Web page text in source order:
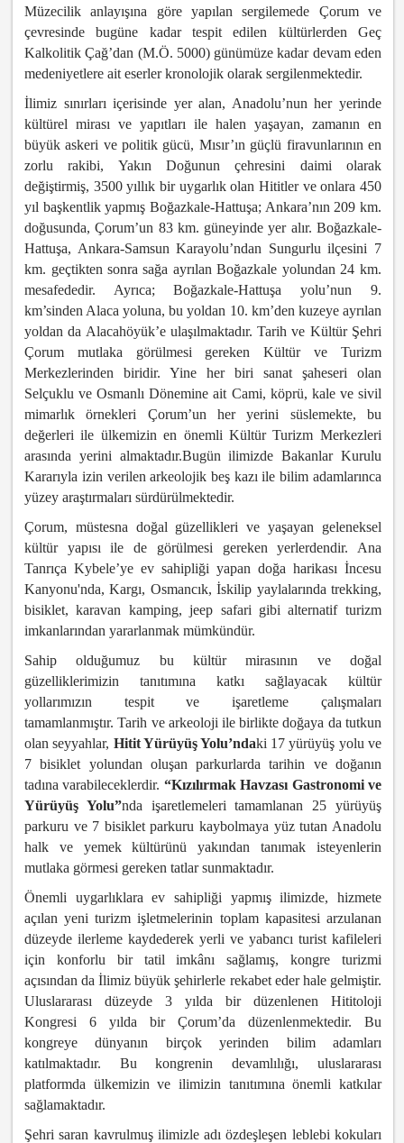
Müzecilik anlayışına göre yapılan sergilemede Çorum ve
çevresinde bugüne kadar tespit edilen kültürlerden Geç
Kalkolitik Çağ’dan (M.Ö. 5000) günümüze kadar devam eden
medeniyetlere ait eserler kronolojik olarak sergilenmektedir.
İlimiz sınırları içerisinde yer alan, Anadolu’nun her yerinde
kültürel mirası ve yapıtları ile halen yaşayan, zamanın en
büyük askeri ve politik gücü, Mısır’ın güçlü firavunlarının en
zorlu rakibi, Yakın Doğunun çehresini daimi olarak
değiştirmiş, 3500 yıllık bir uygarlık olan Hititler ve onlara 450
yıl başkentlik yapmış Boğazkale-Hattuşa; Ankara’nın 209 km.
doğusunda, Çorum’un 83 km. güneyinde yer alır. Boğazkale-
Hattuşa, Ankara-Samsun Karayolu’ndan Sungurlu ilçesini 7
km. geçtikten sonra sağa ayrılan Boğazkale yolundan 24 km.
mesafededir. Ayrıca; Boğazkale-Hattuşa yolu’nun 9.
km’sinden Alaca yoluna, bu yoldan 10. km’den kuzeye ayrılan
yoldan da Alacahöyük’e ulaşılmaktadır. Tarih ve Kültür Şehri
Çorum mutlaka görülmesi gereken Kültür ve Turizm
Merkezlerinden biridir. Yine her biri sanat şaheseri olan
Selçuklu ve Osmanlı Dönemine ait Cami, köprü, kale ve sivil
mimarlık örnekleri Çorum’un her yerini süslemekte, bu
değerleri ile ülkemizin en önemli Kültür Turizm Merkezleri
arasında yerini almaktadır.Bugün ilimizde Bakanlar Kurulu
Kararıyla izin verilen arkeolojik beş kazı ile bilim adamlarınca
yüzey araştırmaları sürdürülmektedir.
Çorum, müstesna doğal güzellikleri ve yaşayan geleneksel
kültür yapısı ile de görülmesi gereken yerlerdendir. Ana
Tanrıça Kybele’ye ev sahipliği yapan doğa harikası İncesu
Kanyonu'nda, Kargı, Osmancık, İskilip yaylalarında trekking,
bisiklet, karavan kamping, jeep safari gibi alternatif turizm
imkanlarından yararlanmak mümkündür.
Sahip olduğumuz bu kültür mirasının ve doğal
güzelliklerimizin tanıtımına katkı sağlayacak kültür
yollarımızın tespit ve işaretleme çalışmaları
tamamlanmıştır. Tarih ve arkeoloji ile birlikte doğaya da tutkun
olan seyyahlar, Hitit Yürüyüş Yolu’ndaki 17 yürüyüş yolu ve
7 bisiklet yolundan oluşan parkurlarda tarihin ve doğanın
tadına varabileceklerdir. “Kızılırmak Havzası Gastronomi ve
Yürüyüş Yolu”nda işaretlemeleri tamamlanan 25 yürüyüş
parkuru ve 7 bisiklet parkuru kaybolmaya yüz tutan Anadolu
halk ve yemek kültürünü yakından tanımak isteyenlerin
mutlaka görmesi gereken tatlar sunmaktadır.
Önemli uygarlıklara ev sahipliği yapmış ilimizde, hizmete
açılan yeni turizm işletmelerinin toplam kapasitesi arzulanan
düzeyde ilerleme kaydederek yerli ve yabancı turist kafileleri
için konforlu bir tatil imkânı sağlamış, kongre turizmi
açısından da İlimiz büyük şehirlerle rekabet eder hale gelmiştir.
Uluslararası düzeyde 3 yılda bir düzenlenen Hititoloji
Kongresi 6 yılda bir Çorum’da düzenlenmektedir. Bu
kongreye dünyanın birçok yerinden bilim adamları
katılmaktadır. Bu kongrenin devamlılığı, uluslararası
platformda ülkemizin ve ilimizin tanıtımına önemli katkılar
sağlamaktadır.
Şehri saran kavrulmuş ilimizle adı özdeşleşen leblebi kokuları